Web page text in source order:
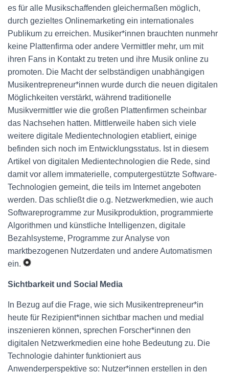
es für alle Musikschaffenden gleichermaßen möglich,
durch gezieltes Onlinemarketing ein internationales
Publikum zu erreichen. Musiker*innen brauchten nunmehr
keine Plattenfirma oder andere Vermittler mehr, um mit
ihren Fans in Kontakt zu treten und ihre Musik online zu
promoten. Die Macht der selbständigen unabhängigen
Musikentrepreneur*innen wurde durch die neuen digitalen
Möglichkeiten verstärkt, während traditionelle
Musikvermittler wie die großen Plattenfirmen scheinbar
das Nachsehen hatten. Mittlerweile haben sich viele
weitere digitale Medientechnologien etabliert, einige
befinden sich noch im Entwicklungsstatus. Ist in diesem
Artikel von digitalen Medientechnologien die Rede, sind
damit vor allem immaterielle, computergestützte Software-
Technologien gemeint, die teils im Internet angeboten
werden. Das schließt die o.g. Netzwerkmedien, wie auch
Softwareprogramme zur Musikproduktion, programmierte
Algorithmen und künstliche Intelligenzen, digitale
Bezahlsysteme, Programme zur Analyse von
marktbezogenen Nutzerdaten und andere Automatismen
ein.
Sichtbarkeit und Social Media
In Bezug auf die Frage, wie sich Musikentrepreneur*in
heute für Rezipient*innen sichtbar machen und medial
inszenieren können, sprechen Forscher*innen den
digitalen Netzwerkmedien eine hohe Bedeutung zu. Die
Technologie dahinter funktioniert aus
Anwenderperspektive so: Nutzer*innen erstellen in den